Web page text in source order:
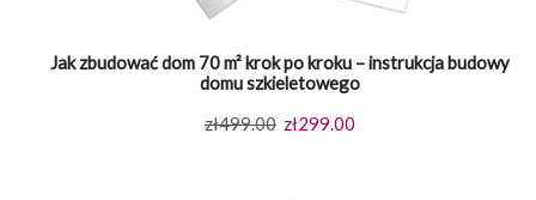
Jak zbudować dom 70 m² krok po kroku – instrukcja budowy
domu szkieletowego
zł499.00 Pierwotna
zł299.00